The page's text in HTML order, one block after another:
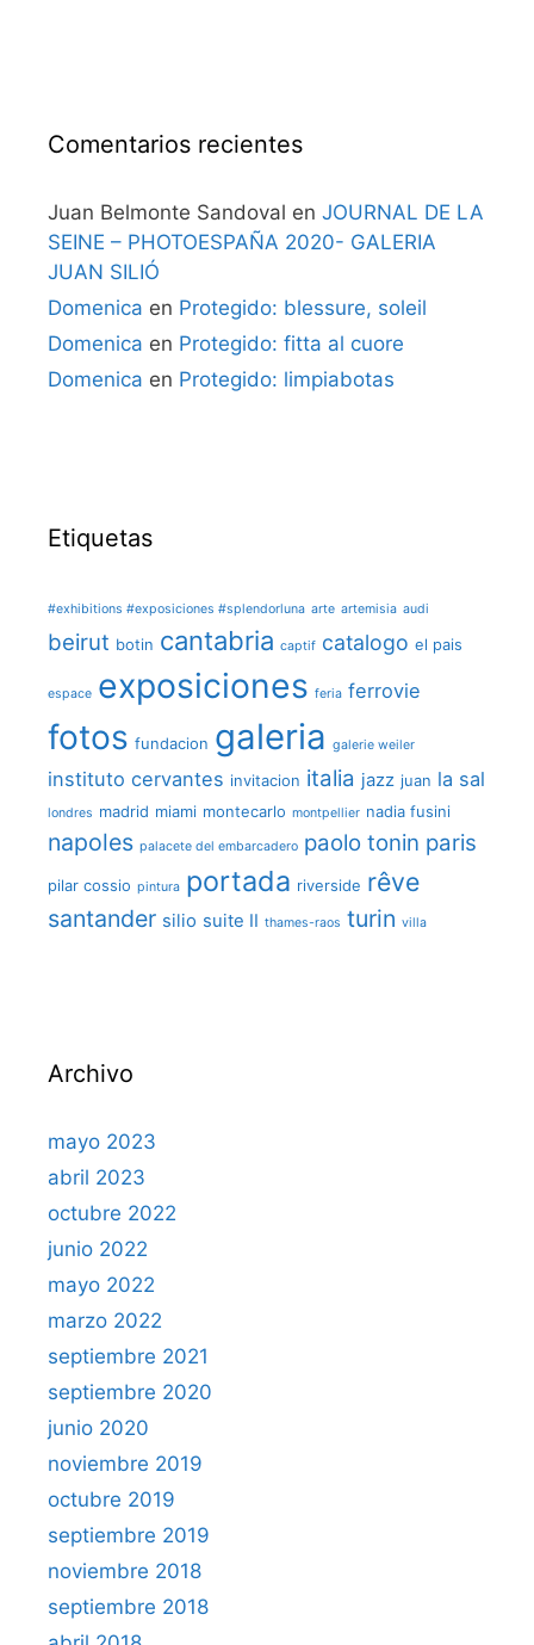
Comentarios recientes
Juan Belmonte Sandoval en JOURNAL DE LA
SEINE – PHOTOESPAÑA 2020- GALERIA
JUAN SILIÓ
Domenica en Protegido: blessure, soleil
Domenica en Protegido: fitta al cuore
Domenica en Protegido: limpiabotas
Etiquetas
#exhibitions #exposiciones #splendorluna arte artemisia audi
beirut botin cantabria captif catalogo el pais
espace exposiciones feria ferrovie
fotos fundacion galeria galerie weiler
instituto cervantes invitacion italia jazz juan la sal
londres madrid miami montecarlo montpellier nadia fusini
napoles palacete del embarcadero paolo tonin paris
pilar cossio pintura portada riverside rêve
santander silio suite II thames-raos turin villa
Archivo
mayo 2023
abril 2023
octubre 2022
junio 2022
mayo 2022
marzo 2022
septiembre 2021
septiembre 2020
junio 2020
noviembre 2019
octubre 2019
septiembre 2019
noviembre 2018
septiembre 2018